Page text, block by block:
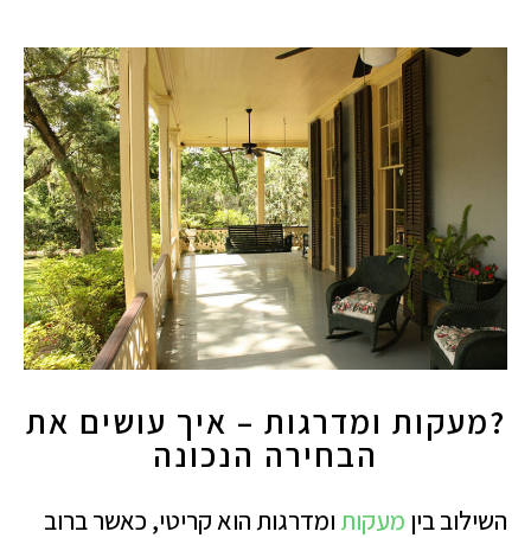
?מעקות ומדרגות – איך עושים את
הבחירה הנכונה
השילוב ביןמעקותומדרגות הוא קריטי, כאשר ברוב